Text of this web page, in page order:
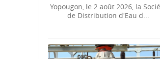
Yopougon, le 2 août 2026, la
de Distribution d'Eau d...